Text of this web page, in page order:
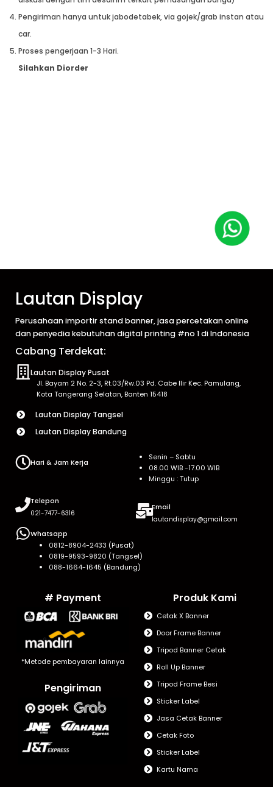
Pengiriman hanya untuk jabodetabek, via gojek/grab instan atau
car.
Proses pengerjaan 1-3 Hari.
Silahkan Diorder
Lautan Display
Perusahaan importir stand banner, jasa percetakan online
dan penyedia kebutuhan digital printing #no 1 di Indonesia
Cabang Terdekat:
Lautan Display Pusat
Jl. Bayam 2 No. 2-3, Rt.03/Rw.03 Pd. Cabe Ilir Kec. Pamulang,
Kota Tangerang Selatan, Banten 15418
Lautan Display Tangsel
Lautan Display Bandung
Hari & Jam Kerja
Senin – Sabtu
08.00 WIB -17.00 WIB
Minggu : Tutup
Telepon
021-7477-6316
Email
lautandisplay@gmail.com
Whatsapp
0812-8904-2433 (Pusat)
0819-9593-9820 (Tangsel)
088-1664-1645 (Bandung)
# Payment
*Metode pembayaran lainnya
Pengiriman
Produk Kami
Cetak X Banner
Door Frame Banner
Tripod Banner Cetak
Roll Up Banner
Tripod Frame Besi
Sticker Label
Jasa Cetak Banner
Cetak Foto
Sticker Label
Kartu Nama